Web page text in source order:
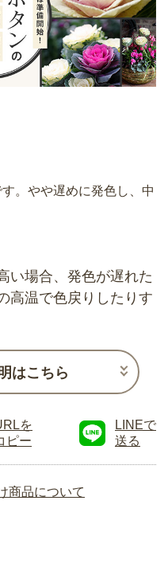
。やや遅めに発色し、中
い場合、発色が遅れた
高温で色戻りしたりす
はこちら
を
ピー
LINEで
送る
商品について